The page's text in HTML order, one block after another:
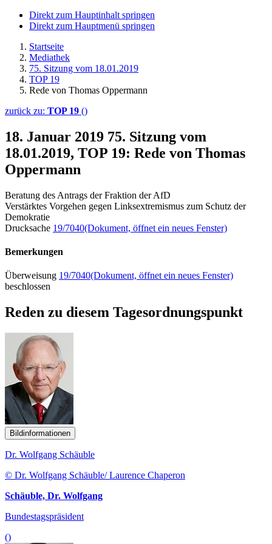
Direkt zum Hauptinhalt springen
Direkt zum Hauptmenü springen
Startseite
Mediathek
75. Sitzung vom 18.01.2019
TOP 19
Rede von Thomas Oppermann
zurück zu: TOP 19 ()
18. Januar 2019 75. Sitzung vom
18.01.2019, TOP 19: Rede von Thomas
Oppermann
Beratung des Antrags der Fraktion der AfD
Verstärktes Vorgehen gegen Linksextremismus zum Schutz der
Demokratie
Drucksache 19/7040(Dokument, öffnet ein neues Fenster)
Bemerkungen
Überweisung 19/7040(Dokument, öffnet ein neues Fenster)
beschlossen
Reden zu diesem Tagesordnungspunkt
Bildinformationen
Dr. Wolfgang Schäuble
© Dr. Wolfgang Schäuble/ Laurence Chaperon
Schäuble, Dr. Wolfgang
Bundestagspräsident
()